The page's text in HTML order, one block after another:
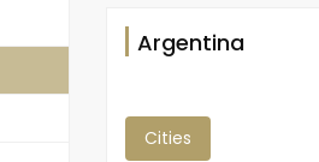
Argentina
Cities